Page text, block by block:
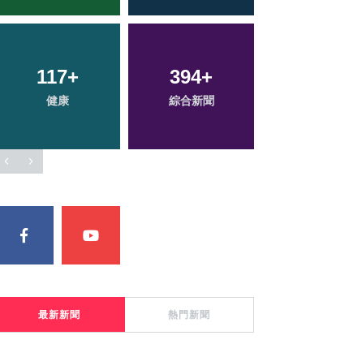
117+
健康
394+
綜合新聞
41+
農業
19+
科技新知
最新新聞 熱門新聞